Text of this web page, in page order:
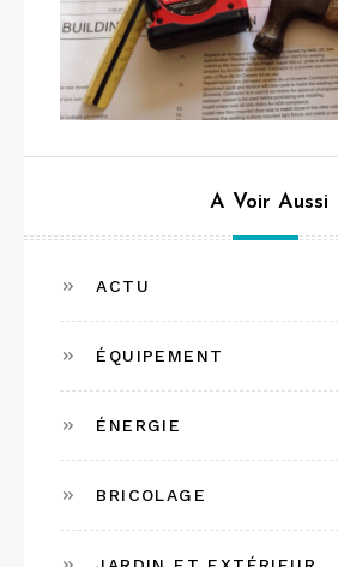
A Voir Aussi
ACTU
ÉQUIPEMENT
ÉNERGIE
BRICOLAGE